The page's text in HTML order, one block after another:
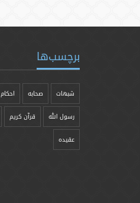
برچسب‌ها
شبهات صحابه احکام
رسول الله قرآن کریم
عقیده